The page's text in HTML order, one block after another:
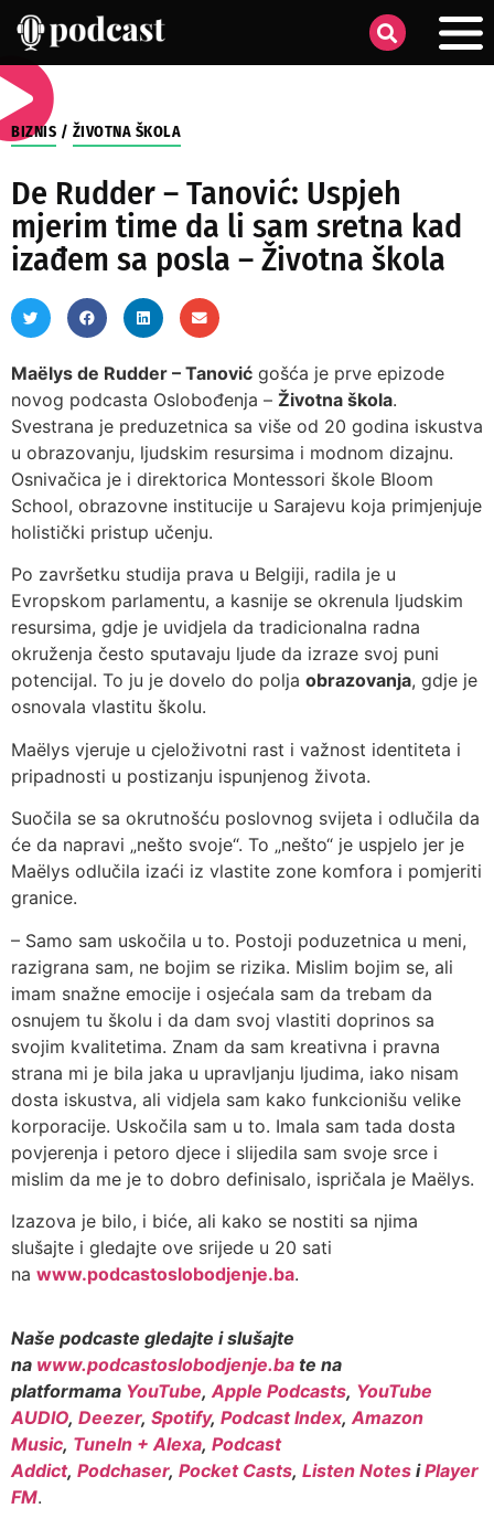
BIZNIS / ŽIVOTNA ŠKOLA
De Rudder – Tanović: Uspjeh
mjerim time da li sam sretna kad
izađem sa posla – Životna škola
Maëlys de Rudder – Tanović gošća je prve epizode
novog podcasta Oslobođenja – Životna škola.
Svestrana je preduzetnica sa više od 20 godina iskustva
u obrazovanju, ljudskim resursima i modnom dizajnu.
Osnivačica je i direktorica Montessori škole Bloom
School, obrazovne institucije u Sarajevu koja primjenjuje
holistički pristup učenju.
Po završetku studija prava u Belgiji, radila je u
Evropskom parlamentu, a kasnije se okrenula ljudskim
resursima, gdje je uvidjela da tradicionalna radna
okruženja često sputavaju ljude da izraze svoj puni
potencijal. To ju je dovelo do polja obrazovanja, gdje je
osnovala vlastitu školu.
Maëlys vjeruje u cjeloživotni rast i važnost identiteta i
pripadnosti u postizanju ispunjenog života.
Suočila se sa okrutnošću poslovnog svijeta i odlučila da
će da napravi „nešto svoje“. To „nešto“ je uspjelo jer je
Maëlys odlučila izaći iz vlastite zone komfora i pomjeriti
granice.
– Samo sam uskočila u to. Postoji poduzetnica u meni,
razigrana sam, ne bojim se rizika. Mislim bojim se, ali
imam snažne emocije i osjećala sam da trebam da
osnujem tu školu i da dam svoj vlastiti doprinos sa
svojim kvalitetima. Znam da sam kreativna i pravna
strana mi je bila jaka u upravljanju ljudima, iako nisam
dosta iskustva, ali vidjela sam kako funkcionišu velike
korporacije. Uskočila sam u to. Imala sam tada dosta
povjerenja i petoro djece i slijedila sam svoje srce i
mislim da me je to dobro definisalo, ispričala je Maëlys.
Izazova je bilo, i biće, ali kako se nostiti sa njima
slušajte i gledajte ove srijede u 20 sati
na www.podcastoslobodjenje.ba.
Naše podcaste gledajte i slušajte
na www.podcastoslobodjenje.ba te na
platformama YouTube,Apple Podcasts, YouTube
AUDIO, Deezer, Spotify, Podcast Index,Amazon
Music, TuneIn + Alexa, Podcast
Addict, Podchaser, Pocket Casts, Listen Notes iPlayer
FM.